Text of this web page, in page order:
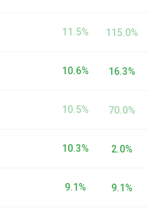
11.5% 115.0%
10.6% 16.3%
10.5% 70.0%
10.3% 2.0%
9.1% 9.1%